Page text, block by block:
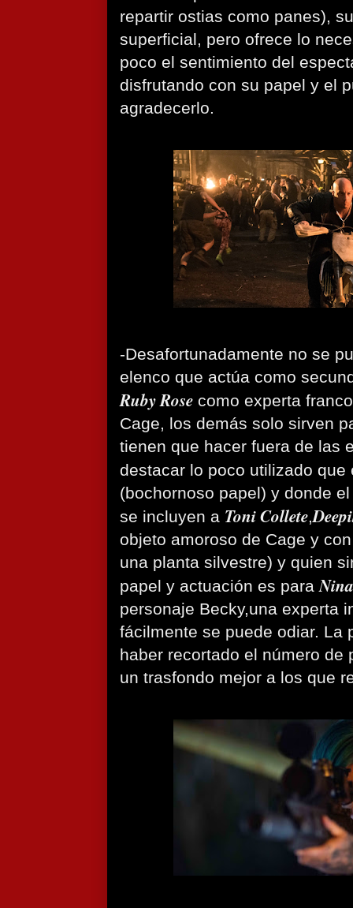
repartir ostias como panes),
superficial, pero ofrece lo
poco el sentimiento del
disfrutando con su papel y el
agradecerlo.
-Desafortunadamente no se
elenco que actúa como
Ruby Rose como experta
Cage, los demás solo sirven
tienen que hacer fuera de las
destacar lo poco utilizado
(bochornoso papel) y donde
se incluyen a Toni Collete,
objeto amoroso de Cage y
una planta silvestre) y quien
papel y actuación es para
personaje Becky,una experta
fácilmente se puede odiar. La
haber recortado el número de
un trasfondo mejor a los que